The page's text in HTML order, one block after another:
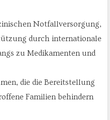
Notfallversorgung,
durch internationale
zu Medikamenten und
die die Bereitstellung
Familien behindern